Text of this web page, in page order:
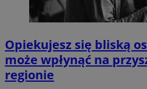
Opiekujesz się bliską
może wpłynąć na
regionie